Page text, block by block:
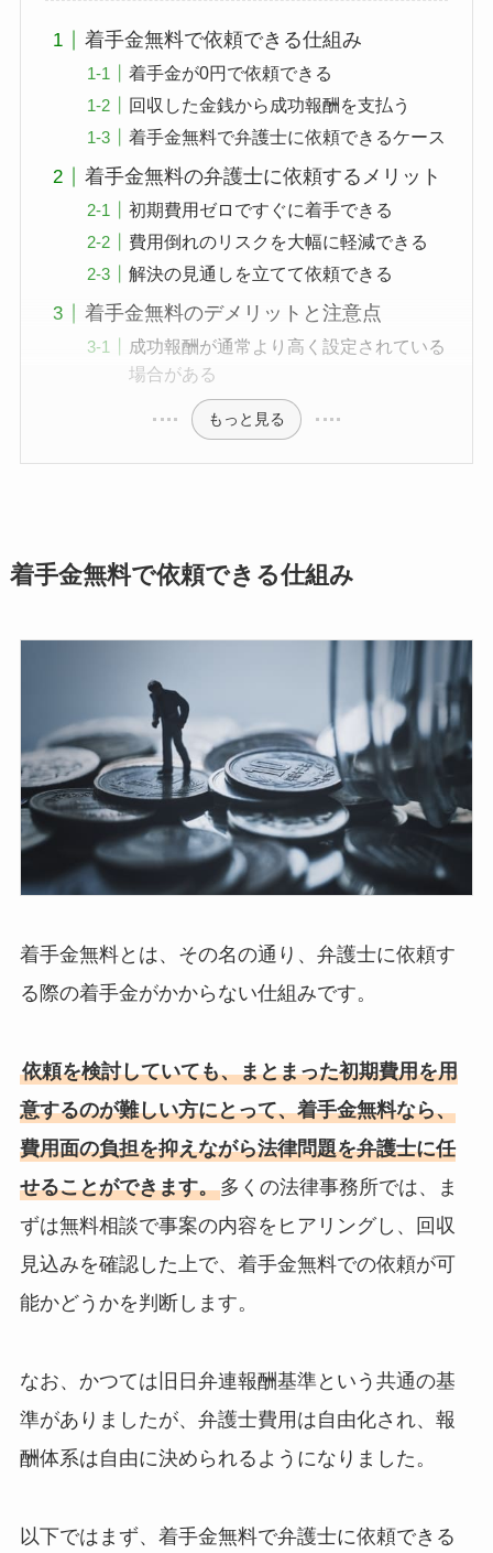
着手金無料で依頼できる仕組み
着手金が0円で依頼できる
回収した金銭から成功報酬を支払う
着手金無料で弁護士に依頼できるケース
着手金無料の弁護士に依頼するメリット
初期費用ゼロですぐに着手できる
費用倒れのリスクを大幅に軽減できる
解決の見通しを立てて依頼できる
着手金無料のデメリットと注意点
成功報酬が通常より高く設定されている
場合がある
もっと見る
着手金無料で依頼できる仕組み
着手金無料とは、その名の通り、弁護士に依頼す
る際の着手金がかからない仕組みです。
依頼を検討していても、まとまった初期費用を用
意するのが難しい方にとって、着手金無料なら、
費用面の負担を抑えながら法律問題を弁護士に任
せることができます。多くの法律事務所では、ま
ずは無料相談で事案の内容をヒアリングし、回収
見込みを確認した上で、着手金無料での依頼が可
能かどうかを判断します。
なお、かつては旧日弁連報酬基準という共通の基
準がありましたが、弁護士費用は自由化され、報
酬体系は自由に決められるようになりました。
以下ではまず、着手金無料で弁護士に依頼できる